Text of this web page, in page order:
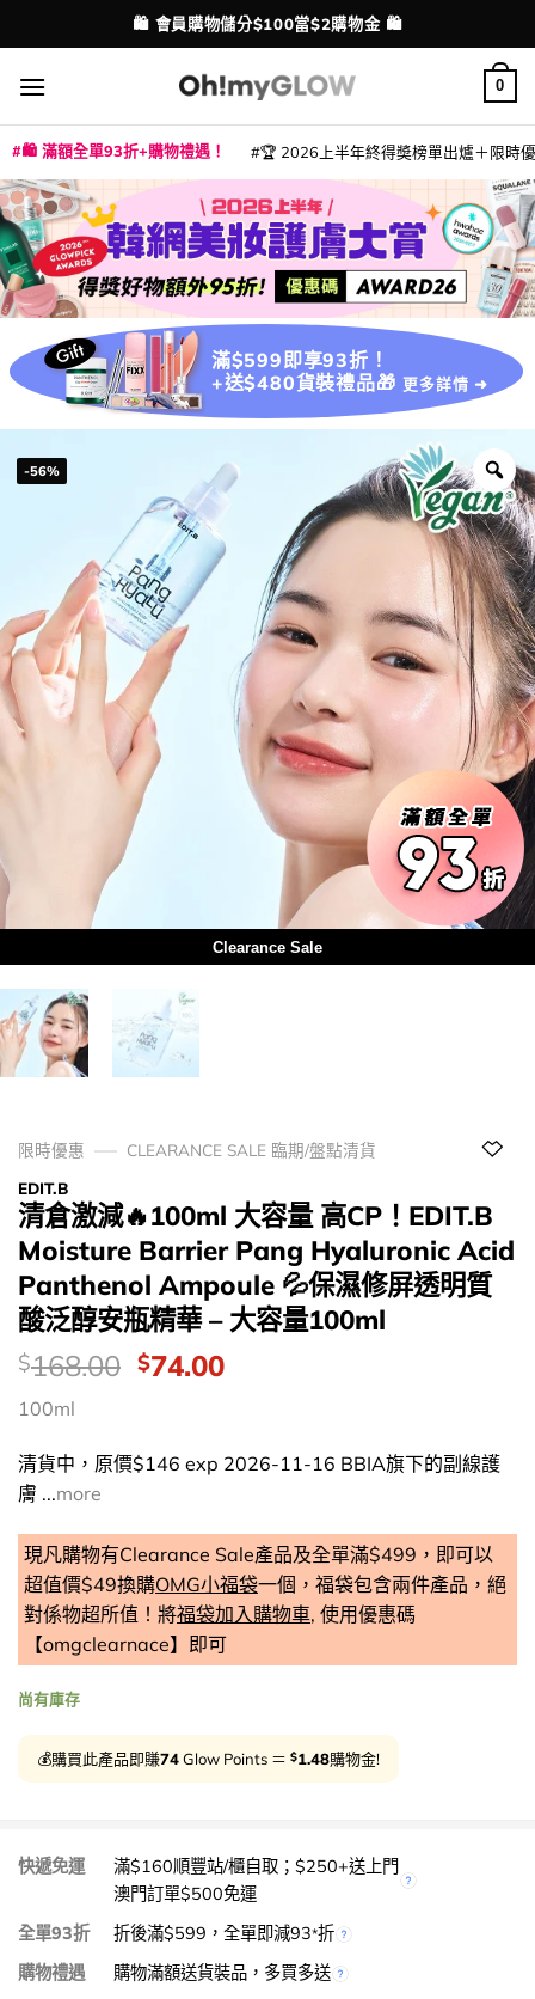
to
content
配送港澳
💳 支援消費券、FPS、八達通、PAYME、信用卡付款
0
🛍️ 滿額全單93折+購物禮遇！ 🏆 2026上半年終得奬榜單出爐＋限時
滿$599即享93折！
+送$480貨裝禮品🎁 更多詳情 ➜
-56%
Clearance Sale
限時優惠
CLEARANCE SALE 臨期/盤點清貨
EDIT.B
清倉激減🔥100ml 大容量 高CP！EDIT.B
Moisture Barrier Pang Hyaluronic Acid
Panthenol Ampoule 💦保濕修屏透明質
酸泛醇安瓶精華 – 大容量100ml
價
錢：
$168.00 Original
$168.00.
$74.00Current
$74.00.
100ml
清貨中，原價$146 exp 2026-11-16 BBIA旗下的副線護
膚 ...more
現凡購物有Clearance Sale產品及全單滿$499，即可以
超值價$49換購OMG小福袋一個，福袋包含兩件產品，絕
對係物超所值！將福袋加入購物車, 使用優惠碼
【omgclearnace】即可
尚有庫存
💰購買此產品即賺74Glow Points ＝ $1.48購物金!
快遞免運
滿$160順豐站/櫃自取；$250+送上門
澳門訂單$500免運
全單93折
折後滿$599，全單即減93*折
購物禮遇
購物滿額送貨裝品，多買多送